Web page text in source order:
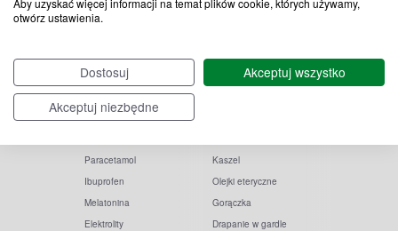
Aby uzyskać więcej informacji na temat plików cookie, których używamy,
otwórz ustawienia.
Dostosuj
Akceptuj wszystko
Akceptuj niezbędne
Witamina D
Witamina C
Krople do oczu
Paracetamol
Ibuprofen
Melatonina
Elektrolity
Termometry
Kaszel
Olejki eteryczne
Gorączka
Drapanie w gardle